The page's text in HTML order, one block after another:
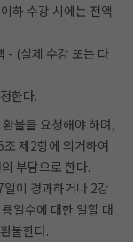
하 수강 시에는 전액
- (실제 수강 또는 다
한다.
불을 요청해야 하며,
제2항에 의거하여
부담으로 한다.
이 경과하거나 2강
일수에 대한 일할 대
불한다.